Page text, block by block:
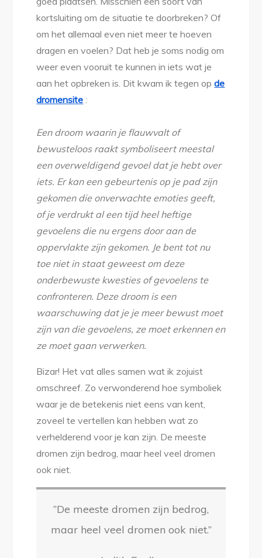
kortsluiting om de situatie te doorbreken? Of
om het allemaal even niet meer te hoeven
dragen en voelen? Dat heb je soms nodig om
weer even vooruit te kunnen in iets wat je
aan het opbreken is. Dit kwam ik tegen opde
dromensite :
Een droom waarin je flauwvalt of
bewusteloos raakt symboliseert meestal
een overweldigend gevoel dat je hebt over
iets. Er kan een gebeurtenis op je pad zijn
gekomen die onverwachte emoties geeft,
of je verdrukt al een tijd heel heftige
gevoelens die nu ergens door aan de
oppervlakte zijn gekomen. Je bent tot nu
toe niet in staat geweest om deze
onderbewuste kwesties of gevoelens te
confronteren. Deze droom is een
waarschuwing dat je je meer bewust moet
zijn van die gevoelens, ze moet erkennen en
ze moet gaan verwerken.
Bizar! Het vat alles samen wat ik zojuist
omschreef. Zo verwonderend hoe symboliek
waar je de betekenis niet eens van kent,
zoveel te vertellen kan hebben wat zo
verhelderend voor je kan zijn. De meeste
dromen zijn bedrog, maar heel veel dromen
ook niet.
‘’De meeste dromen zijn bedrog,
maar heel veel dromen ook niet.’’